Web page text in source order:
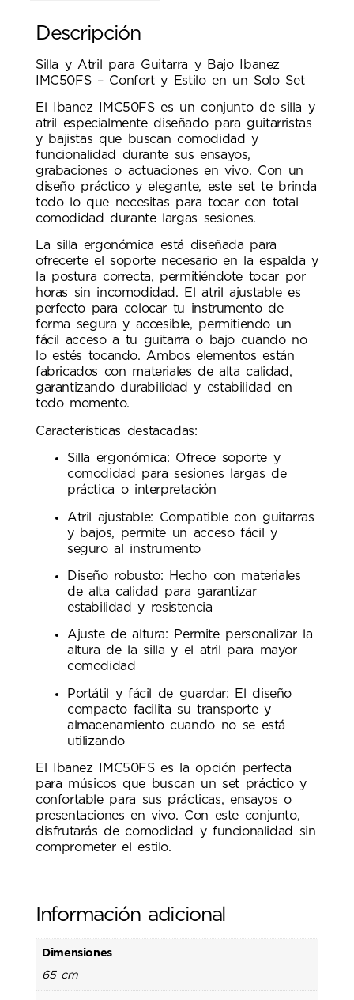
Descripción
Silla y Atril para Guitarra y Bajo Ibanez
IMC50FS – Confort y Estilo en un Solo Set
El Ibanez IMC50FS es un conjunto de silla y
atril especialmente diseñado para guitarristas
y bajistas que buscan comodidad y
funcionalidad durante sus ensayos,
grabaciones o actuaciones en vivo. Con un
diseño práctico y elegante, este set te brinda
todo lo que necesitas para tocar con total
comodidad durante largas sesiones.
La silla ergonómica está diseñada para
ofrecerte el soporte necesario en la espalda y
la postura correcta, permitiéndote tocar por
horas sin incomodidad. El atril ajustable es
perfecto para colocar tu instrumento de
forma segura y accesible, permitiendo un
fácil acceso a tu guitarra o bajo cuando no
lo estés tocando. Ambos elementos están
fabricados con materiales de alta calidad,
garantizando durabilidad y estabilidad en
todo momento.
Características destacadas:
Silla ergonómica: Ofrece soporte y
comodidad para sesiones largas de
práctica o interpretación
Atril ajustable: Compatible con guitarras
y bajos, permite un acceso fácil y
seguro al instrumento
Diseño robusto: Hecho con materiales
de alta calidad para garantizar
estabilidad y resistencia
Ajuste de altura: Permite personalizar la
altura de la silla y el atril para mayor
comodidad
Portátil y fácil de guardar: El diseño
compacto facilita su transporte y
almacenamiento cuando no se está
utilizando
El Ibanez IMC50FS es la opción perfecta
para músicos que buscan un set práctico y
confortable para sus prácticas, ensayos o
presentaciones en vivo. Con este conjunto,
disfrutarás de comodidad y funcionalidad sin
comprometer el estilo.
Información adicional
Dimensiones
65 cm